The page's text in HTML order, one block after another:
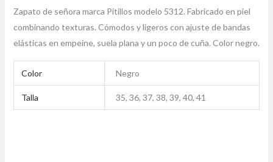
Zapato de señora marca Pitillos modelo 5312. Fabricado en piel
combinando texturas. Cómodos y ligeros con ajuste de bandas
elásticas en empeine, suela plana y un poco de cuña. Color negro.
Color Negro
Talla 35, 36, 37, 38, 39, 40, 41